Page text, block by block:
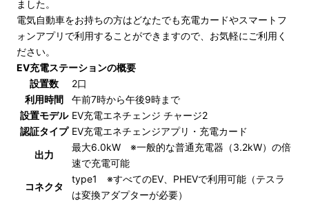
ました。
電気自動車をお持ちの方はどなたでも充電カードやスマートフ
ォンアプリで利用することができますので、お気軽にご利用く
ださい。
EV充電ステーションの概要
設置数
2口
利用時間
午前7時から午後9時まで
設置モデル EV充電エネチェンジ チャージ2
認証タイプ EV充電エネチェンジアプリ・充電カード
出力
最大6.0kW ※一般的な普通充電器（3.2kW）の倍
速で充電可能
コネクタ
type1 ※すべてのEV、PHEVで利用可能（テスラ
は変換アダプターが必要）